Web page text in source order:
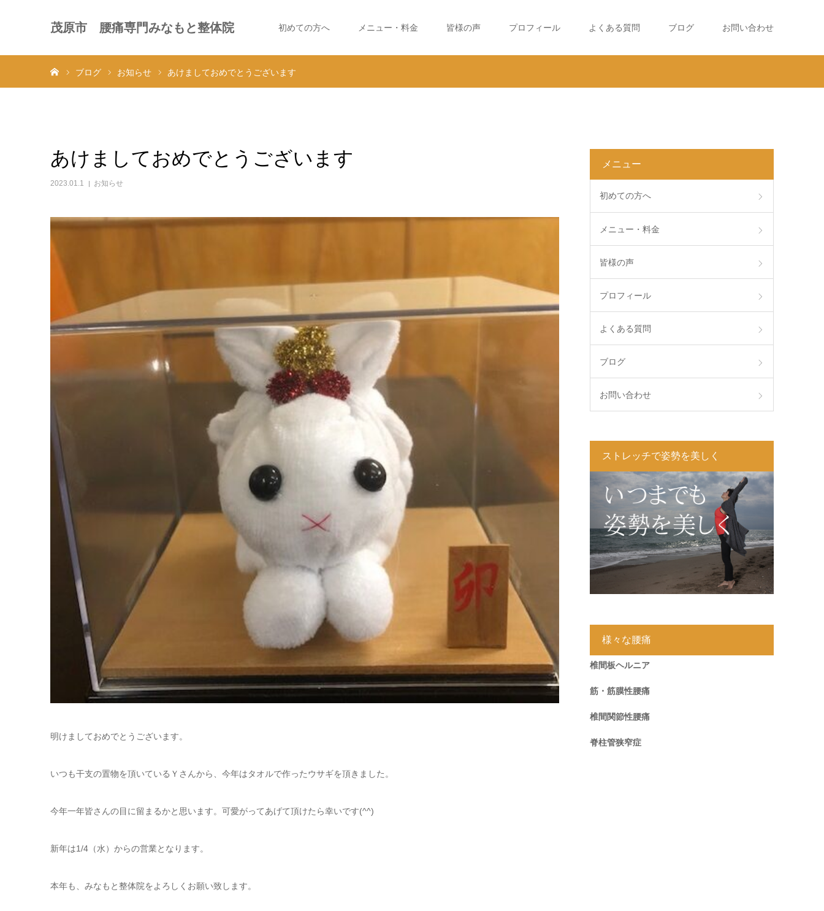
茂原市 腰痛専門みなもと整体院 初めての方へ メニュー・料金 皆様の声 プロフィール よくある質問 ブログ お問い合わせ
ブログ お知らせ あけましておめでとうございます
あけましておめでとうございます
2023.01.1 お知らせ
明けましておめでとうございます。
いつも干支の置物を頂いているＹさんから、今年はタオルで作ったウサギを頂きました。
今年一年皆さんの目に留まるかと思います。可愛がってあげて頂けたら幸いです(^^)
新年は1/4（水）からの営業となります。
本年も、みなもと整体院をよろしくお願い致します。
メニュー
初めての方へ
メニュー・料金
皆様の声
プロフィール
よくある質問
ブログ
お問い合わせ
ストレッチで姿勢を美しく
様々な腰痛
椎間板ヘルニア
筋・筋膜性腰痛
椎間関節性腰痛
脊柱管狭窄症